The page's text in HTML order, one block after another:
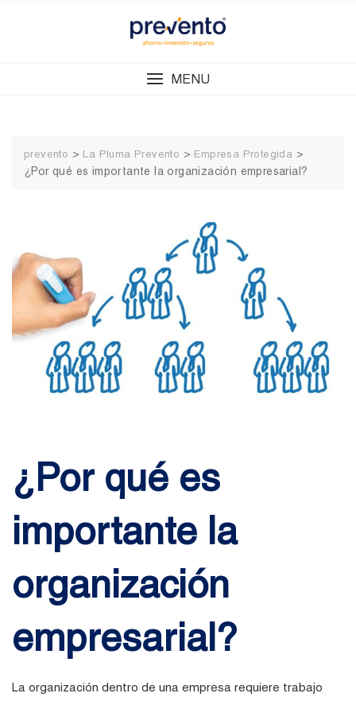
MENU
prevento > La Pluma Prevento > Empresa Protegida >
¿Por qué es importante la organización empresarial?
¿Por qué es
importante la
organización
empresarial?
La organización dentro de una empresa requiere trabajo